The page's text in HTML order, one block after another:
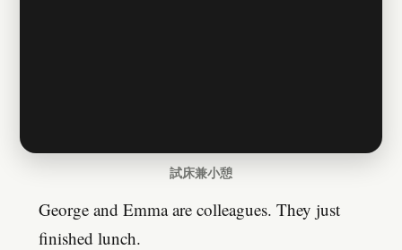
試床兼小憩
George and Emma are colleagues. They just
finished lunch.